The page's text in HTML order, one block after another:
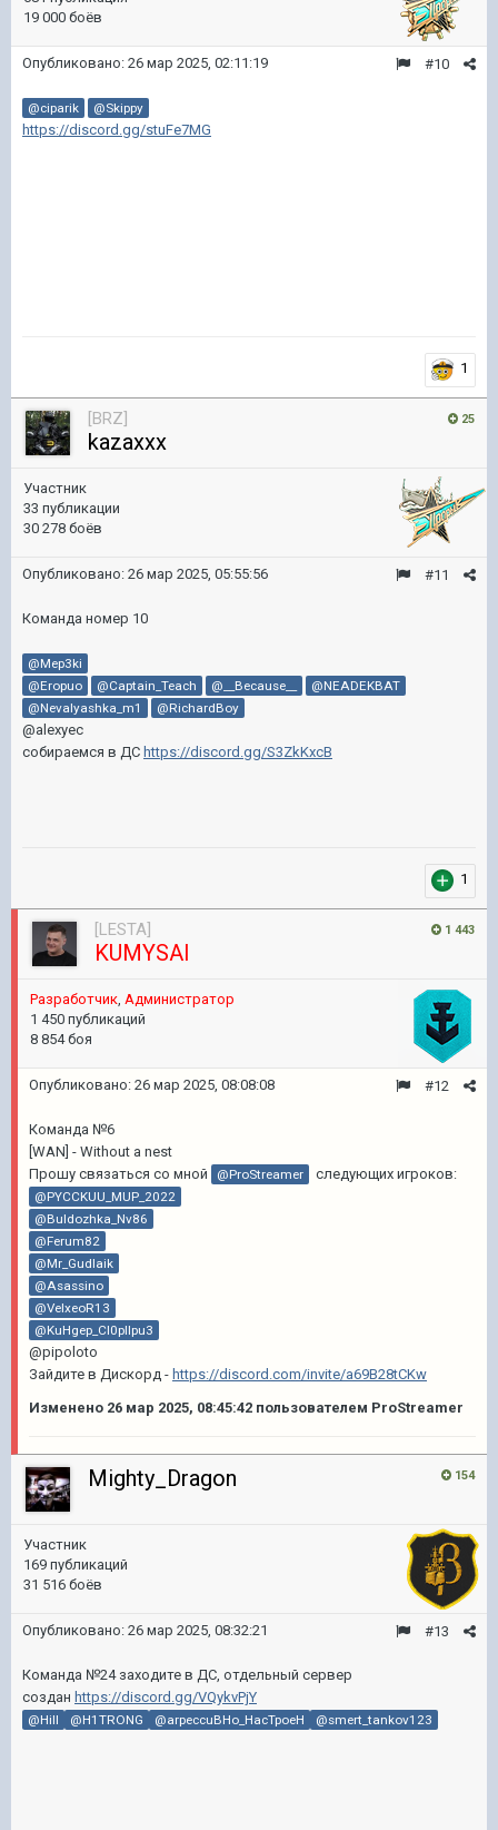
19 000 боёв
#10
Опубликовано: 26 мар 2025, 02:11:19
@ciparik @Skippy
https://discord.gg/stuFe7MG
1
25
[BRZ]
kazaxxx
Участник
33 публикации
30 278 боёв
#11
Опубликовано: 26 мар 2025, 05:55:56
Команда номер 10
@Mep3ki
@Eropuo
@Captain_Teach @__Because__
@NEADEKBAT
@Nevalyashka_m1
@RichardBoy
@alexyec
собираемся в ДС https://discord.gg/S3ZkKxcB
1
1 443
[LESTA]
KUMYSAI
Pазработчик, Администратор
1 450 публикаций
8 854 боя
#12
Опубликовано: 26 мар 2025, 08:08:08
Команда №6
[WAN] - Without a nest
Прошу связаться со мной
@ProStreamer следующих игроков:
@PYCCKUU_MUP_2022
@Buldozhka_Nv86
@Ferum82
@Mr_Gudlaik
@Asassino
@VelxeoR13
@KuHgep_CI0pIIpu3
@pipoloto
Зайдите в Дискорд - https://discord.com/invite/a69B28tCKw
Изменено 26 мар 2025, 08:45:42 пользователем ProStreamer
154
Mighty_Dragon
Участник
169 публикаций
31 516 боёв
#13
Опубликовано: 26 мар 2025, 08:32:21
Команда №24 заходите в ДС, отдельный сервер
создан https://discord.gg/VQykvPjY
@Hill @H1TRONG @arpeccuBHo_HacTpoeH @smert_tankov123